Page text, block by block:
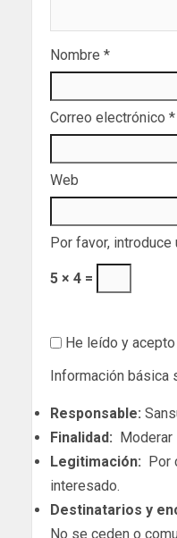
Nombre *
Correo electrónico *
Web
Por favor,
5 × 4 =
He leído y
Información básica
Responsable:
Finalidad: Moderar
Legitimación: Por
interesado.
Destinatarios y
No se ceden o